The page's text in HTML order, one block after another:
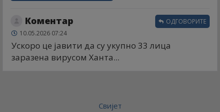
Коментар
10.05.2026 07:24
Ускоро це јавити да су укупно 33 лица
заразена вирусом Ханта...
ОДГОВОРИТЕ
Свијет